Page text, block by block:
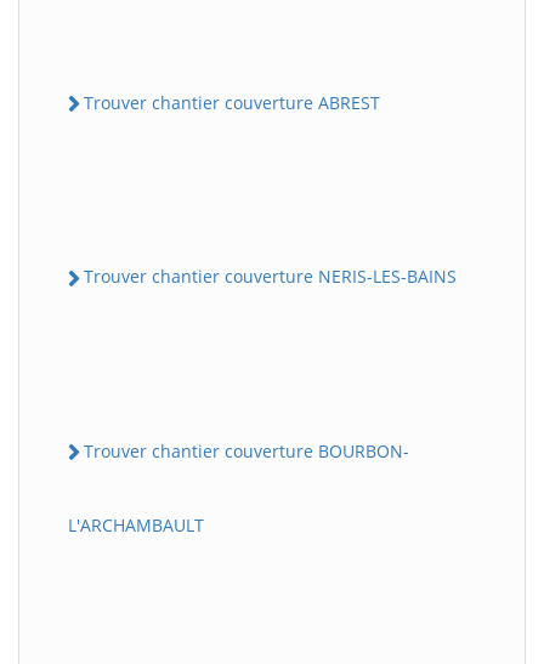
Trouver chantier couverture ABREST
Trouver chantier couverture NERIS-LES-BAINS
Trouver chantier couverture BOURBON-
L'ARCHAMBAULT